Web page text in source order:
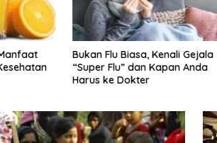
Gejala
Anda
Kenali Super Flu Varian Baru,
Simak Langkah yang Harus
dan Jangan Dilakukan!